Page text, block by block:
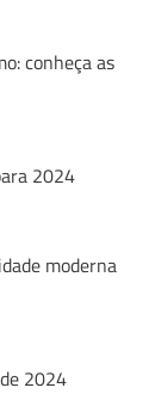
conheça as
2024
moderna
2024